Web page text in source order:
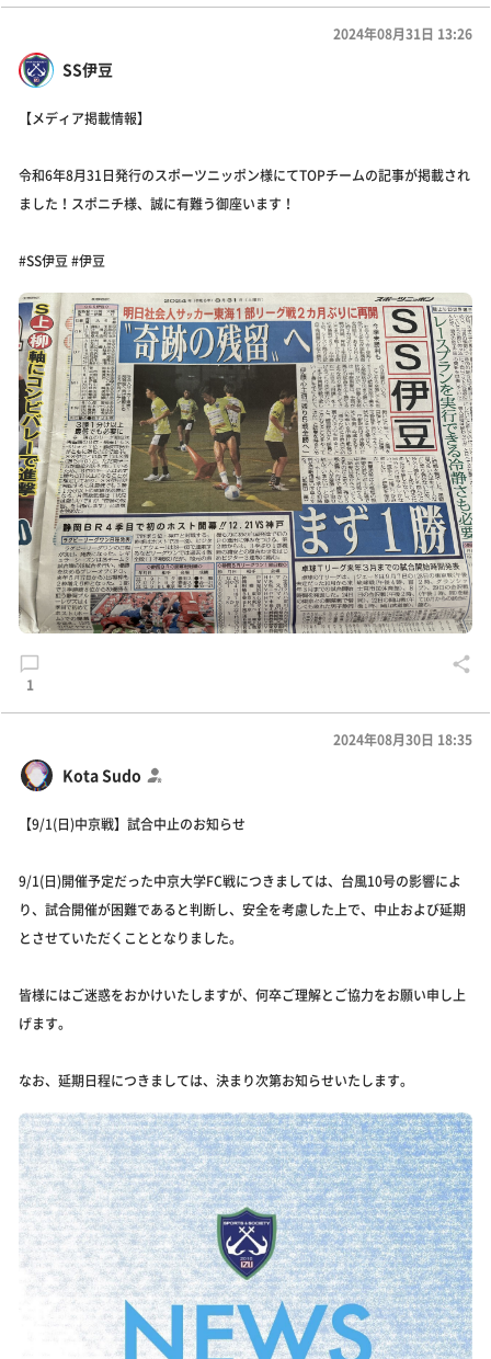
SS伊豆
2024年08月31日 13:26
【メディア掲載情報】
令和6年8月31日発行のスポーツニッポン様にてTOPチームの記事が掲載され
ました！スポニチ様、誠に有難う御座います！
#SS伊豆 #伊豆
1
Kota Sudo
2024年08月30日 18:35
【9/1(日)中京戦】試合中止のお知らせ
9/1(日)開催予定だった中京大学FC戦につきましては、台風10号の影響によ
り、試合開催が困難であると判断し、安全を考慮した上で、中止および延期
とさせていただくこととなりました。
皆様にはご迷惑をおかけいたしますが、何卒ご理解とご協力をお願い申し上
げます。
なお、延期日程につきましては、決まり次第お知らせいたします。